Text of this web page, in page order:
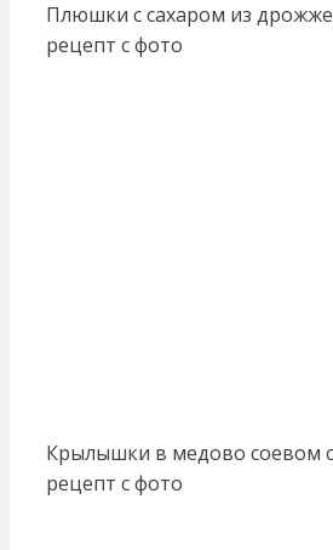
Плюшки с сахаром из
рецепт с фото
Крылышки в медово соевом
рецепт с фото